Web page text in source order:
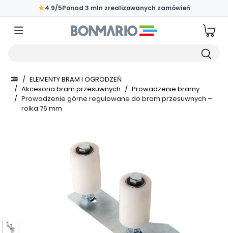
Przejdź do głównej zawartości strony
★4.9/5Ponad 3 mln zrealizowanych zamówień
/ ELEMENTY BRAM I OGRODZEŃ
/ Akcesoria bram przesuwnych / Prowadzenie bramy
/ Prowadzenie górne regulowane do bram przesuwnych –
rolka 76 mm